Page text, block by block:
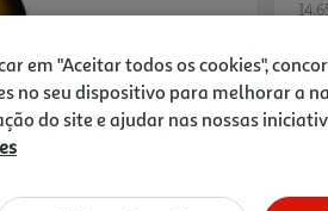
em "Aceitar todos os cookies",
no seu dispositivo para melhorar a
do site e ajudar nas nossas